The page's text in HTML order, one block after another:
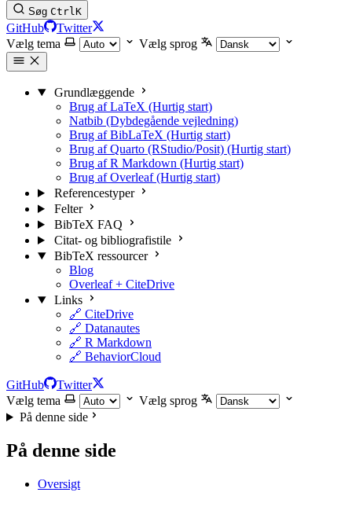
Søg CtrlK
GitHub
Twitter
Vælg tema
Vælg sprog
Grundlæggende
Brug af LaTeX (Hurtig start)
Natbib (Dybdegående vejledning)
Brug af BibLaTeX (Hurtig start)
Brug af Quarto (RStudio/Posit) (Hurtig start)
Brug af R Markdown (Hurtig start)
Brug af Overleaf (Hurtig start)
Referencestyper
Felter
BibTeX FAQ
Citat- og bibliografistile
BibTeX ressourcer
Blog
Overleaf + CiteDrive
Links
🔗 CiteDrive
🔗 Datanautes
🔗 R Markdown
🔗 BehaviorCloud
GitHub
Twitter
Vælg tema
Vælg sprog
På denne side
På denne side
Oversigt